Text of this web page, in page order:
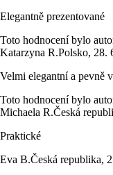
Elegantně prezentované
Toto hodnocení bylo
Katarzyna R.Polsko, 28.
Velmi elegantní a pevně
Toto hodnocení bylo
Michaela R.Česká
Praktické
Eva B.Česká republika,